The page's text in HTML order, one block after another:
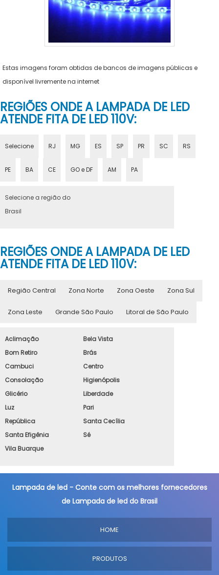
Estas imagens foram obtidas de bancos de imagens públicas e
disponível livremente na internet
REGIÕES ONDE A LAMPADA DE LED
ATENDE FITA DE LED 110V:
Selecione RJ MG ES SP PR SC RS
PE BA CE GO e DF AM PA
Selecione a região do
Brasil
REGIÕES ONDE A LAMPADA DE LED
ATENDE FITA DE LED 110V:
Região Central Zona Norte Zona Oeste Zona Sul
Zona Leste Grande São Paulo Litoral de São Paulo
Aclimação
Bela Vista
Bom Retiro
Brás
Cambuci
Centro
Consolação
Higienópolis
Glicério
Liberdade
Luz
Pari
República
Santa Cecília
Santa Efigênia
Sé
Vila Buarque
Lampada de led - Conte com os melhores fornecedores
de Lampada de led do Brasil
HOME
PRODUTOS